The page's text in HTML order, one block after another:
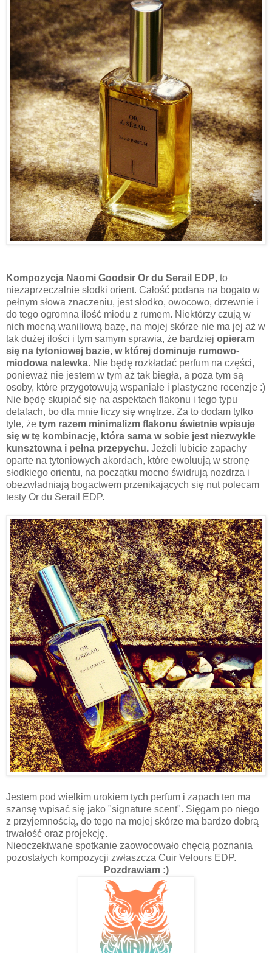
Kompozycja Naomi Goodsir Or du Serail EDP, to
niezaprzeczalnie słodki orient. Całość podana na bogato w
pełnym słowa znaczeniu, jest słodko, owocowo, drzewnie i
do tego ogromna ilość miodu z rumem. Niektórzy czują w
nich mocną waniliową bazę, na mojej skórze nie ma jej aż w
tak dużej ilości i tym samym sprawia, że bardziej opieram
się na tytoniowej bazie, w której dominuje rumowo-
miodowa nalewka. Nie będę rozkładać perfum na części,
ponieważ nie jestem w tym aż tak biegła, a poza tym są
osoby, które przygotowują wspaniałe i plastyczne recenzje :)
Nie będę skupiać się na aspektach flakonu i tego typu
detalach, bo dla mnie liczy się wnętrze. Za to dodam tylko
tyle, że tym razem minimalizm flakonu świetnie wpisuje
się w tę kombinację, która sama w sobie jest niezwykle
kunsztowna i pełna przepychu. Jeżeli lubicie zapachy
oparte na tytoniowych akordach, które ewoluują w stronę
słodkiego orientu, na początku mocno świdrują nozdrza i
obezwładniają bogactwem przenikających się nut polecam
testy Or du Serail EDP.
Jestem pod wielkim urokiem tych perfum i zapach ten ma
szansę wpisać się jako "signature scent". Sięgam po niego
z przyjemnością, do tego na mojej skórze ma bardzo dobrą
trwałość oraz projekcję.
Nieoczekiwane spotkanie zaowocowało chęcią poznania
pozostałych kompozycji zwłaszcza Cuir Velours EDP.
Pozdrawiam :)